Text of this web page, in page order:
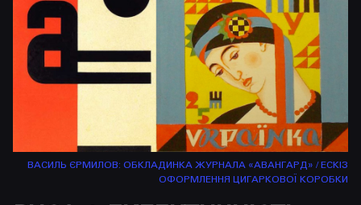
ВАСИЛЬ ЄРМИЛОВ: ОБКЛАДИНКА ЖУРНАЛА «АВАНГАРД» / ЕСКІЗ
ОФОРМЛЕННЯ ЦИГАРКОВОЇ КОРОБКИ